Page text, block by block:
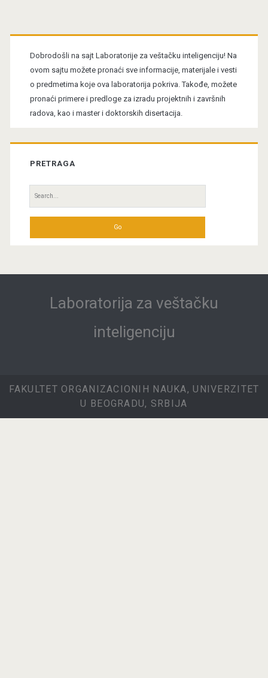
Primary
Sidebar
Dobrodošli na sajt Laboratorije za veštačku inteligenciju! Na
ovom sajtu možete pronaći sve informacije, materijale i vesti
o predmetima koje ova laboratorija pokriva. Takođe, možete
pronaći primere i predloge za izradu projektnih i završnih
radova, kao i master i doktorskih disertacija.
PRETRAGA
Search
for:
Laboratorija za veštačku
inteligenciju
FAKULTET ORGANIZACIONIH NAUKA, UNIVERZITET
U BEOGRADU, SRBIJA